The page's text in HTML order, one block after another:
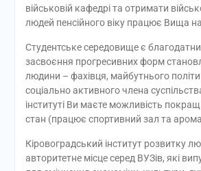
військовій кафедрі та отримати
людей пенсійного віку працює Вища
Студентське середовище є
засвоєння прогресивних форм
людини – фахівця, майбутнього
соціально активного члена
інституті Ви маєте можливість
стан (працює спортивний зал та
Кіровоградський інститут розвитку
авторитетне місце серед ВУЗів, які